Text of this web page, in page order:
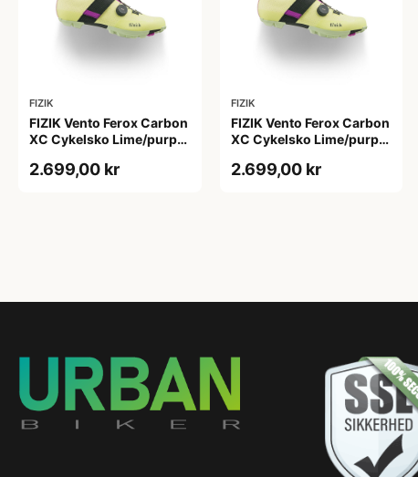
FIZIK
FIZIK Vento Ferox Carbon
XC Cykelsko Lime/purple
2.699,00 kr
FIZIK
FIZIK Vento Ferox Carbon
XC Cykelsko Lime/purple
2.699,00 kr